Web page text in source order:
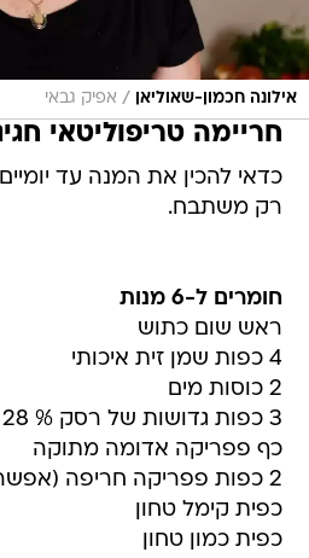
אילונה חכמון-שאוליאן / אפיק גבאי
חריימה טריפוליטאי
כדאי להכין את המנה עד
רק משתבח.
חומרים ל-6 מנות
ראש שום כתוש
4 כפות שמן זית איכותי
2 כוסות מים
3 כפות גדושות של רסק % 28
כף פפריקה אדומה מתוקה
2 כפות פפריקה חריפה (אפשרי פלפל צ'ומה)
כפית קימל טחון
כפית כמון טחון